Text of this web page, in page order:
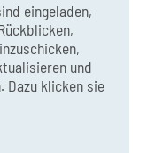
eingeladen,
und
Dazu klicken sie